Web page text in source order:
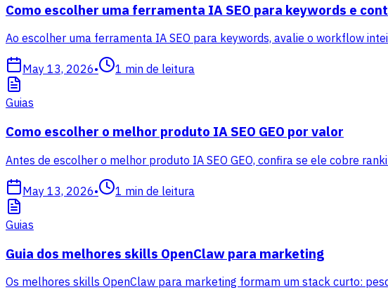
Como escolher uma ferramenta IA SEO para keywords e
Ao escolher uma ferramenta IA SEO para keywords, avalie o workflow
May 13, 2026• 1 min de leitura
Guias
Como escolher o melhor produto IA SEO GEO por valor
Antes de escolher o melhor produto IA SEO GEO, confira se ele cobre
May 13, 2026• 1 min de leitura
Guias
Guia dos melhores skills OpenClaw para marketing
Os melhores skills OpenClaw para marketing formam um stack curto: